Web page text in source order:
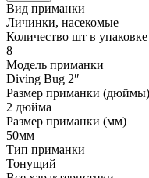
Вид приманки
Личинки, насекомые
Количество шт в упаковке
8
Модель приманки
Diving Bug 2ʺ
Размер приманки (дюймы)
2 дюйма
Размер приманки (мм)
50мм
Тип приманки
Тонущий